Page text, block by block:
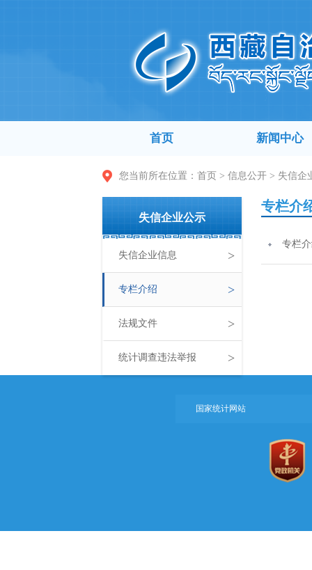
首页 新闻中心
您当前所在位置： 首页 > 信息公开 > 失信企
失信企业公示
失信企业信息 >
专栏介绍 >
法规文件 >
统计调查违法举报 >
专栏介
专栏
国家统计网站